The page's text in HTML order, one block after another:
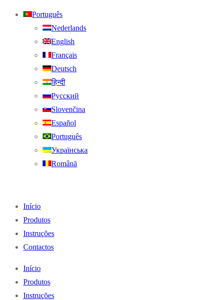
Português
Nederlands
English
Français
Deutsch
हिन्दी
Русский
Slovenčina
Español
Português
Українська
Română
Início
Produtos
Instruções
Contactos
Início
Produtos
Instruções